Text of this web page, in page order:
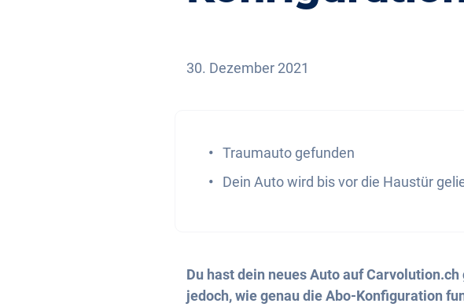
30. Dezember 2021
Traumauto gefunden
Dein Auto wird bis vor die Haustür
Du hast dein neues Auto auf
jedoch, wie genau die Abo-Konfiguration